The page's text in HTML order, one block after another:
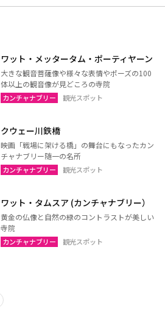
ワット・メッタータム・ポーティヤーン
大きな観音菩薩像や様々な表情やポーズの100
体以上の観音像が見どころの寺院
カンチャナブリー 観光スポット
クウェー川鉄橋
映画「戦場に架ける橋」の舞台にもなったカン
チャナブリー随一の名所
カンチャナブリー 観光スポット
ワット・タムスア (カンチャナブリー）
黄金の仏像と自然の緑のコントラストが美しい
寺院
カンチャナブリー 観光スポット